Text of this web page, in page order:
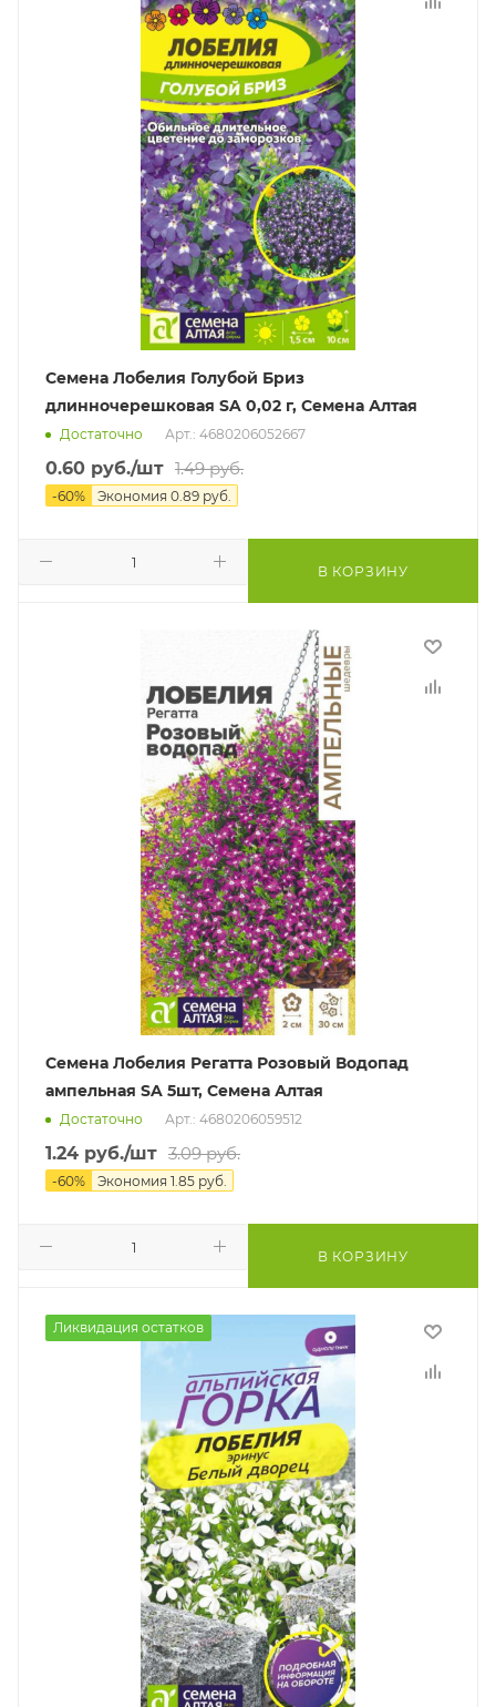
Семена Лобелия Голубой Бриз
длинночерешковая SA 0,02 г, Семена Алтая
Достаточно Арт.: 4680206052667
0.60 руб./шт 1.49руб.
-60% Экономия 0.89 руб.
В КОРЗИНУ
Семена Лобелия Регатта Розовый Водопад
ампельная SA 5шт, Семена Алтая
Достаточно Арт.: 4680206059512
1.24 руб./шт 3.09руб.
-60% Экономия 1.85 руб.
В КОРЗИНУ
Ликвидация остатков